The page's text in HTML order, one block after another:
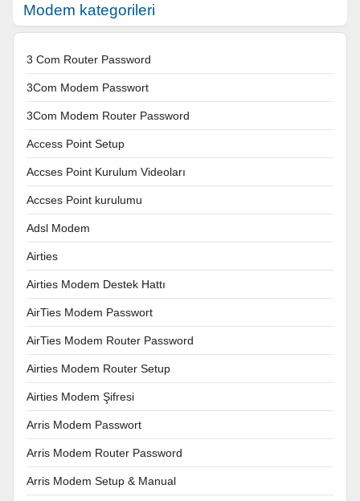
Modem kategorileri
3 Com Router Password
3Com Modem Passwort
3Com Modem Router Password
Access Point Setup
Accses Point Kurulum Videoları
Accses Point kurulumu
Adsl Modem
Airties
Airties Modem Destek Hattı
AirTies Modem Passwort
AirTies Modem Router Password
Airties Modem Router Setup
Airties Modem Şifresi
Arris Modem Passwort
Arris Modem Router Password
Arris Modem Setup & Manual